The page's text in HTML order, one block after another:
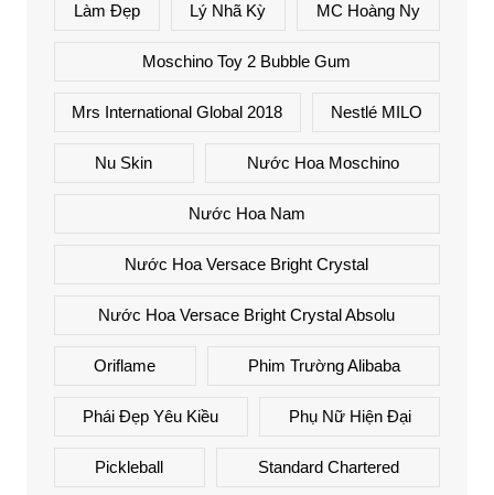
Làm Đẹp Lý Nhã Kỳ MC Hoàng Ny
Moschino Toy 2 Bubble Gum
Mrs International Global 2018 Nestlé MILO
Nu Skin Nước Hoa Moschino
Nước Hoa Nam
Nước Hoa Versace Bright Crystal
Nước Hoa Versace Bright Crystal Absolu
Oriflame Phim Trường Alibaba
Phái Đẹp Yêu Kiều Phụ Nữ Hiện Đại
Pickleball Standard Chartered